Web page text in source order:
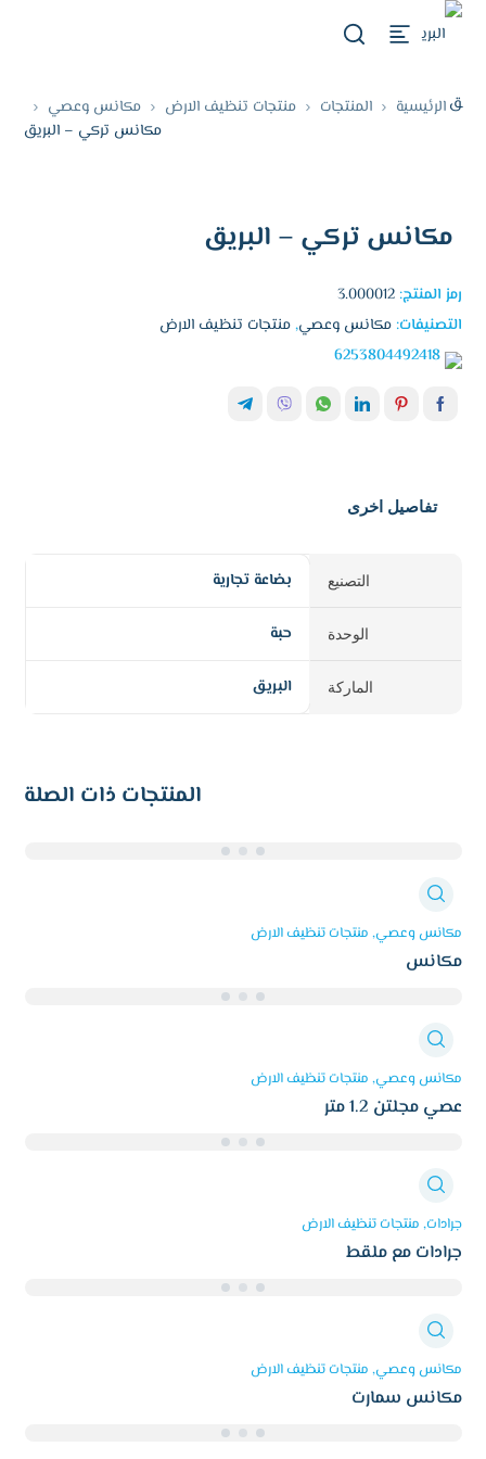
الرئيسية المنتجات منتجات تنظيف الارض
مكانس وعصي
مكانس تركي – البريق
مكانس تركي – البريق
رمز المنتج:3.000012
التصنيفات:مكانس وعصي,منتجات تنظيف الارض
6253804492418
تفاصيل اخرى
التصنيع بضاعة تجارية
الوحدة حبة
الماركة البريق
المنتجات ذات الصلة
مكانس وعصي منتجات تنظيف الارض
مكانس
مكانس وعصي منتجات تنظيف الارض
عصي مجلتن 1.2 متر
جرادات منتجات تنظيف الارض
جرادات مع ملقط
مكانس وعصي منتجات تنظيف الارض
مكانس سمارت